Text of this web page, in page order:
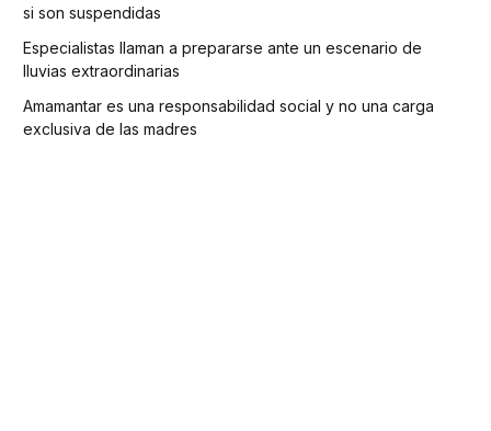
si son suspendidas
Especialistas llaman a prepararse ante un escenario de
lluvias extraordinarias
Amamantar es una responsabilidad social y no una carga
exclusiva de las madres